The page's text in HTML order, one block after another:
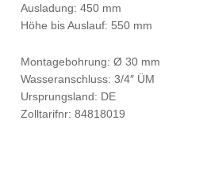
Ausladung: 450 mm
Höhe bis Auslauf: 550 mm
Montagebohrung: Ø 30 mm
Wasseranschluss: 3/4″ ÜM
Ursprungsland: DE
Zolltarifnr: 84818019